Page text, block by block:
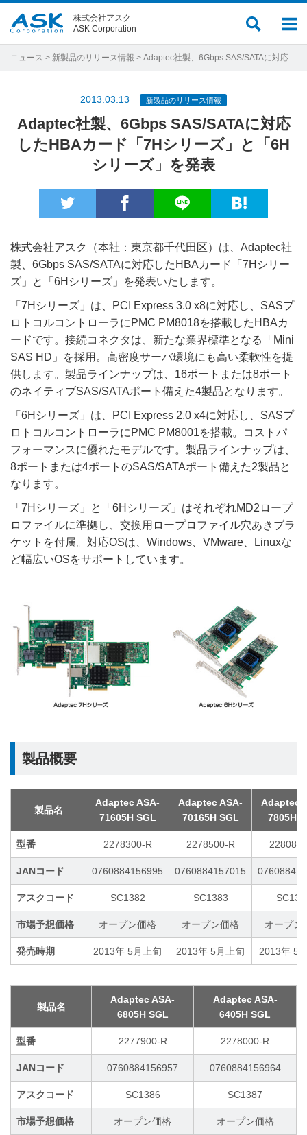
メ
ュ
サ
ト
株式会社アスク
ASK Corporation
ニュース > 新製品のリリース情報 > Adaptec社製、6Gbps SAS/SATAに対応したHBAカード「7Hシリーズ」と「6Hシリーズ」を発表
2013.03.13 新製品のリリース情報
Adaptec社製、6Gbps SAS/SATAに対応
したHBAカード「7Hシリーズ」と「6H
シリーズ」を発表
株式会社アスク（本社：東京都千代田区）は、Adaptec社
製、6Gbps SAS/SATAに対応したHBAカード「7Hシリー
ズ」と「6Hシリーズ」を発表いたします。
「7Hシリーズ」は、PCI Express 3.0 x8に対応し、SASプ
ロトコルコントローラにPMC PM8018を搭載したHBAカ
ードです。接続コネクタは、新たな業界標準となる「Mini
SAS HD」を採用。高密度サーバ環境にも高い柔軟性を提
供します。製品ラインナップは、16ポートまたは8ポート
のネイティブSAS/SATAポート備えた4製品となります。
「6Hシリーズ」は、PCI Express 2.0 x4に対応し、SASプ
ロトコルコントローラにPMC PM8001を搭載。コストパ
フォーマンスに優れたモデルです。製品ラインナップは、
8ポートまたは4ポートのSAS/SATAポート備えた2製品と
なります。
「7Hシリーズ」と「6Hシリーズ」はそれぞれMD2ロープ
ロファイルに準拠し、交換用ロープロファイル穴あきブラ
ケットを付属。対応OSは、Windows、VMware、Linuxな
ど幅広いOSをサポートしています。
製品概要
製品名
Adaptec ASA-
71605H SGL
Adaptec ASA-
70165H SGL
Adaptec
7805H
型番 2278300-R 2278500-R
JANコード 0760884156995 0760884157015
アスクコード SC1382 SC1383
市場予想価格 オープン価格 オープン価格 オープン
発売時期 2013年 5月上旬 2013年 5月上旬 2013年 5
製品名
Adaptec ASA-
6805H SGL
Adaptec ASA-
6405H SGL
型番 2277900-R 2278000-R
JANコード 0760884156957 0760884156964
アスクコード SC1386 SC1387
市場予想価格 オープン価格 オープン価格